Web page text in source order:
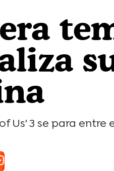
Us' 3 se para